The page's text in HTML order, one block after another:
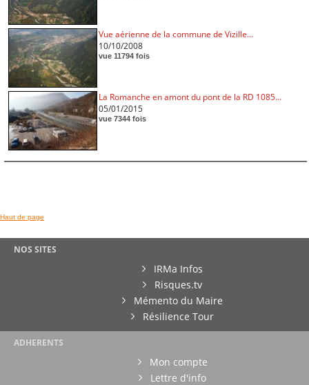
Vue aérienne de la commune de Vizille...
10/10/2008
vue 11794 fois
La Romanche en amont du pont de la RD 1085...
05/01/2015
vue 7344 fois
Haut de page
NOS SITES
IRMa Infos
Risques.tv
Mémento du Maire
Résilience Tour
ADHERENTS
Mon compte
Lettre d'info